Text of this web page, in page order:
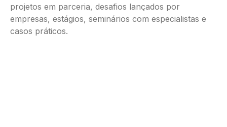
projetos em parceria, desafios lançados por
empresas, estágios, seminários com especialistas e
casos práticos.